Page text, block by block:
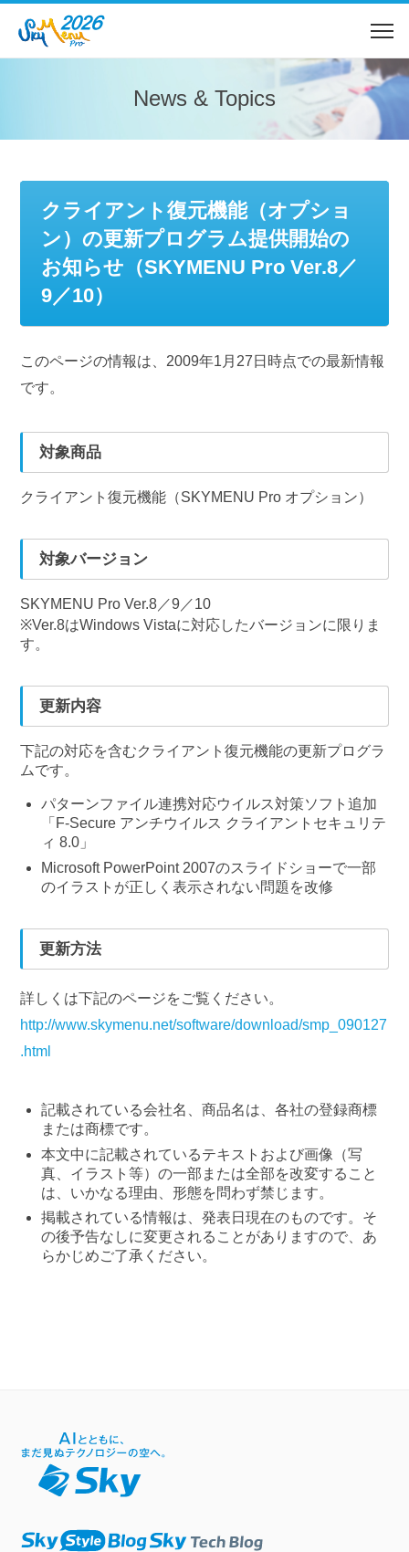
News & Topics
クライアント復元機能（オプショ
ン）の更新プログラム提供開始の
お知らせ（SKYMENU Pro Ver.8／
9／10）
このページの情報は、2009年1月27日時点での最新情報
です。
対象商品
クライアント復元機能（SKYMENU Pro オプション）
対象バージョン
SKYMENU Pro Ver.8／9／10
※Ver.8はWindows Vistaに対応したバージョンに限りま
す。
更新内容
下記の対応を含むクライアント復元機能の更新プログラ
ムです。
パターンファイル連携対応ウイルス対策ソフト追加
「F-Secure アンチウイルス クライアントセキュリテ
ィ 8.0」
Microsoft PowerPoint 2007のスライドショーで一部
のイラストが正しく表示されない問題を改修
更新方法
詳しくは下記のページをご覧ください。
http://www.skymenu.net/software/download/smp_090127
.html
記載されている会社名、商品名は、各社の登録商標
または商標です。
本文中に記載されているテキストおよび画像（写
真、イラスト等）の一部または全部を改変すること
は、いかなる理由、形態を問わず禁じます。
掲載されている情報は、発表日現在のものです。そ
の後予告なしに変更されることがありますので、あ
らかじめご了承ください。